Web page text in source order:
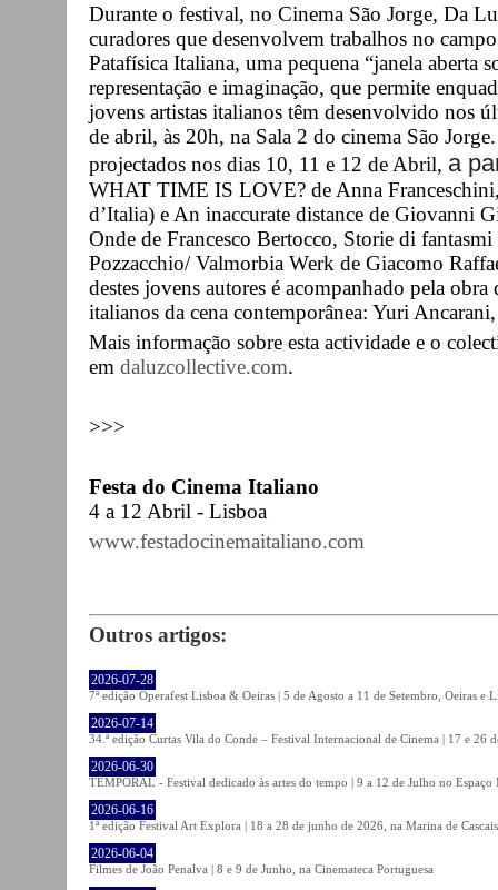
Durante o festival, no Cinema São Jorge, Da
curadores que desenvolvem trabalhos no
Patafísica Italiana, uma pequena “janela aberta
representação e imaginação, que permite
jovens artistas italianos têm desenvolvido nos
de abril, às 20h, na Sala 2 do cinema São
projectados nos dias 10, 11 e 12 de Abril, a
WHAT TIME IS LOVE? de Anna
d’Italia) e An inaccurate distance de Giovanni
Onde de Francesco Bertocco, Storie di
Pozzacchio/ Valmorbia Werk de Giacomo
destes jovens autores é acompanhado pela
italianos da cena contemporânea: Yuri
Mais informação sobre esta actividade e o
em daluzcollective.com.
>>>
Festa do Cinema Italiano
4 a 12 Abril - Lisboa
www.festadocinemaitaliano.com
Outros artigos:
2026-07-28
7ª edição Operafest Lisboa & Oeiras | 5 de Agosto a 11 de Setembro, Oeiras e
2026-07-14
34.ª edição Curtas Vila do Conde – Festival Internacional de Cinema | 17 e 26
2026-06-30
TEMPORAL - Festival dedicado às artes do tempo | 9 a 12 de Julho no
2026-06-16
1ª edição Festival Art Explora | 18 a 28 de junho de 2026, na Marina de Cascais
2026-06-04
Filmes de João Penalva | 8 e 9 de Junho, na Cinemateca Portuguesa